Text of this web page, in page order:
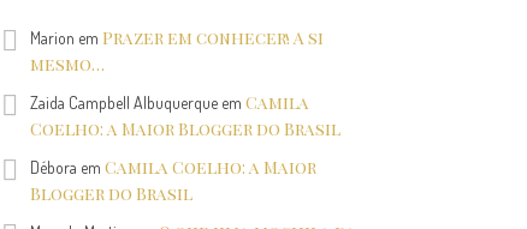
Marion em Prazer em conhecer! A si
mesmo…
Zaida Campbell Albuquerque em Camila
Coelho: a Maior Blogger do Brasil
Débora em Camila Coelho: a Maior
Blogger do Brasil